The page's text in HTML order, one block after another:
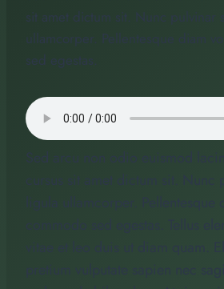
sit amet dictum sit. Nunc pulvinar
ullamcorper. Pellentesque diam
sed egestas.
Sed arcu non odio euismod
cursus sit amet dictum sit. Nunc
ligula ullamcorper. Pellentesque